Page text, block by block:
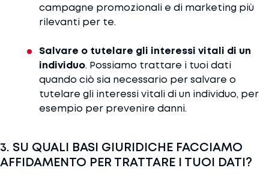
campagne promozionali e di marketing più
rilevanti per te.
Salvare o tutelare gli interessi vitali di un
individuo. Possiamo trattare i tuoi dati
quando ciò sia necessario per salvare o
tutelare gli interessi vitali di un individuo, per
esempio per prevenire danni.
3. SU QUALI BASI GIURIDICHE FACCIAMO
AFFIDAMENTO PER TRATTARE I TUOI DATI?